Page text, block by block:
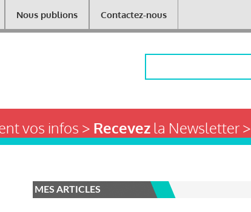
Nous publions Contactez-nous
vos infos > Recevezla Newsletter >
MES ARTICLES